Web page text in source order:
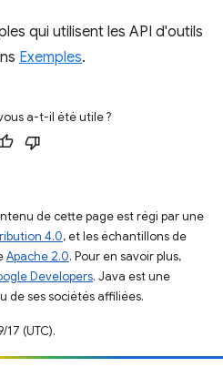
qui utilisent les API d'outils
Exemples.
a-t-il été utile ?
de cette page est régi par une
4.0, et les échantillons de
Apache 2.0. Pour en savoir plus,
Developers. Java est une
de ses sociétés affiliées.
(UTC).